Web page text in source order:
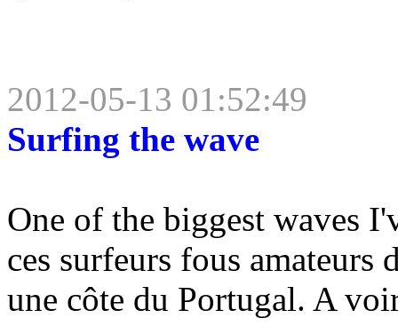
2012-05-13 01:52:49
Surfing the wave
One of the biggest waves
ces surfeurs fous amateurs
une côte du Portugal. A